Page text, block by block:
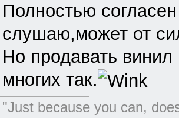
Полностью
слушаю,может от
Но продавать
многих так.
"Just because you can,